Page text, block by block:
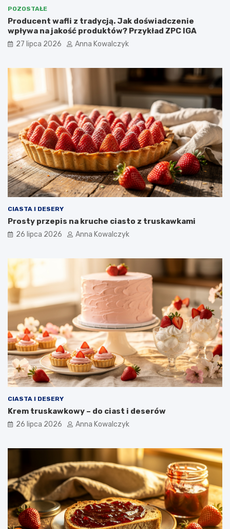
POZOSTAŁE
Producent wafli z tradycją. Jak doświadczenie
wpływa na jakość produktów? Przykład ZPC IGA
27 lipca 2026 Anna Kowalczyk
CIASTA I DESERY
Prosty przepis na kruche ciasto z truskawkami
26 lipca 2026 Anna Kowalczyk
CIASTA I DESERY
Krem truskawkowy – do ciast i deserów
26 lipca 2026 Anna Kowalczyk